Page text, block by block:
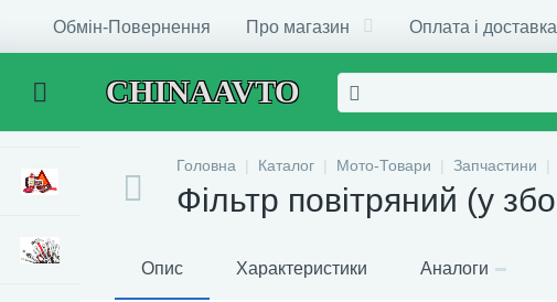
Обмін-Повернення Про магазин Оплата і доставка
CHINAAVTO
Головна Каталог Мото-Товари Запчастини
Фільтр повітряний (у
Опис Характеристики Аналоги